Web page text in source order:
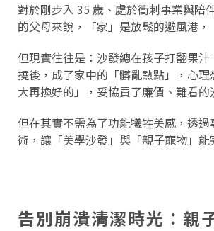
對於剛步入 35 歲、處於衝刺事業與陪
的父母來說，「家」是放鬆的避風港，
但現實往往是：沙發總在孩子打翻果
撓後，成了家中的「髒亂熱點」，心
大再換好的」，妥協買了廉價、難看的
但在其實不需為了功能犧牲美感，透過
術，讓「美學沙發」與「親子寵物」能
告別崩潰清潔時光：親